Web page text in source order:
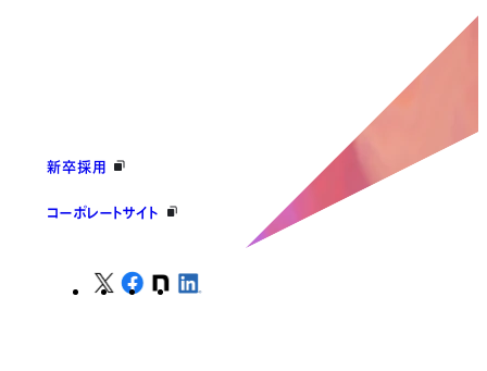
新卒採用
コーポレートサイト